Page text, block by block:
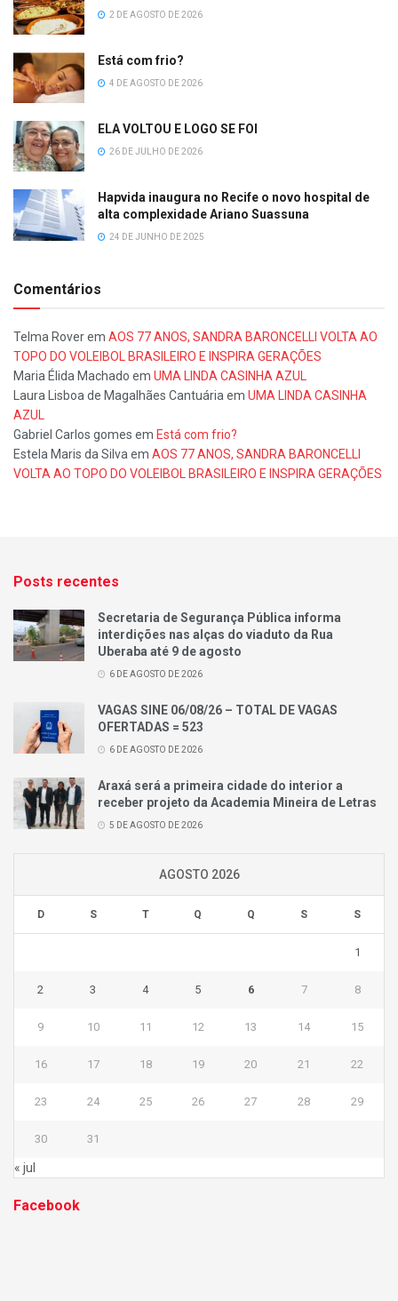
2 DE AGOSTO DE 2026
Está com frio?
4 DE AGOSTO DE 2026
ELA VOLTOU E LOGO SE FOI
26 DE JULHO DE 2026
Hapvida inaugura no Recife o novo hospital de
alta complexidade Ariano Suassuna
24 DE JUNHO DE 2025
Comentários
Telma Roverem AOS 77 ANOS, SANDRA BARONCELLI VOLTA AO
TOPO DO VOLEIBOL BRASILEIRO E INSPIRA GERAÇÕES
Maria Élida Machado em UMA LINDA CASINHA AZUL
Laura Lisboa de Magalhães Cantuáriaem UMA LINDA CASINHA
AZUL
Gabriel Carlos gomes em Está com frio?
Estela Maris da Silvaem AOS 77 ANOS, SANDRA BARONCELLI
VOLTA AO TOPO DO VOLEIBOL BRASILEIRO E INSPIRA GERAÇÕES
Posts recentes
Secretaria de Segurança Pública informa
interdições nas alças do viaduto da Rua
Uberaba até 9 de agosto
6 DE AGOSTO DE 2026
VAGAS SINE 06/08/26 – TOTAL DE VAGAS
OFERTADAS = 523
6 DE AGOSTO DE 2026
Araxá será a primeira cidade do interior a
receber projeto da Academia Mineira de Letras
5 DE AGOSTO DE 2026
AGOSTO 2026
D S T Q Q S S
1
2 3 4 5 6 7 8
9 10 11 12 13 14 15
16 17 18 19 20 21 22
23 24 25 26 27 28 29
30 31
« jul
Facebook